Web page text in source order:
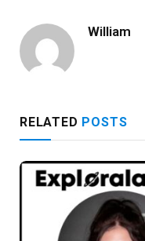
William
RELATED POSTS